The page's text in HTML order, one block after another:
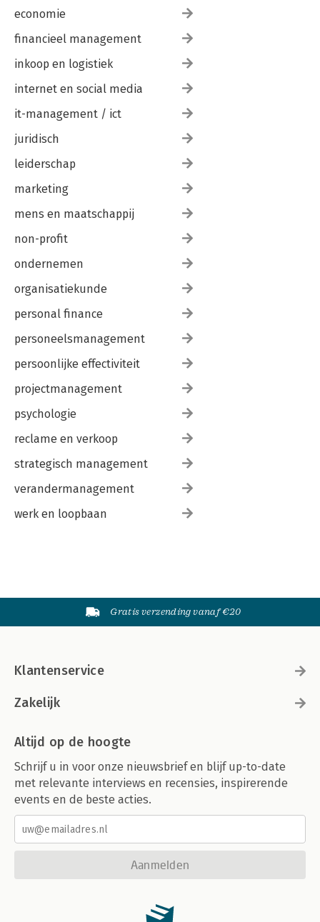
economie
financieel management
inkoop en logistiek
internet en social media
it-management / ict
juridisch
leiderschap
marketing
mens en maatschappij
non-profit
ondernemen
organisatiekunde
personal finance
personeelsmanagement
persoonlijke effectiviteit
projectmanagement
psychologie
reclame en verkoop
strategisch management
verandermanagement
werk en loopbaan
Gratis verzending vanaf €20
Klantenservice
Zakelijk
Altijd op de hoogte
Schrijf u in voor onze nieuwsbrief en blijf up-to-date
met relevante interviews en recensies, inspirerende
events en de beste acties.
Aanmelden